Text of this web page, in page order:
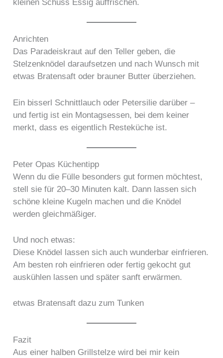
kleinen Schuss Essig auffrischen.
Anrichten
Das Paradeiskraut auf den Teller geben, die
Stelzenknödel daraufsetzen und nach Wunsch mit
etwas Bratensaft oder brauner Butter überziehen.
Ein bisserl Schnittlauch oder Petersilie darüber –
und fertig ist ein Montagsessen, bei dem keiner
merkt, dass es eigentlich Resteküche ist.
Peter Opas Küchentipp
Wenn du die Fülle besonders gut formen möchtest,
stell sie für 20–30 Minuten kalt. Dann lassen sich
schöne kleine Kugeln machen und die Knödel
werden gleichmäßiger.
Und noch etwas:
Diese Knödel lassen sich auch wunderbar einfrieren.
Am besten roh einfrieren oder fertig gekocht gut
auskühlen lassen und später sanft erwärmen.
etwas Bratensaft dazu zum Tunken
Fazit
Aus einer halben Grillstelze wird bei mir kein